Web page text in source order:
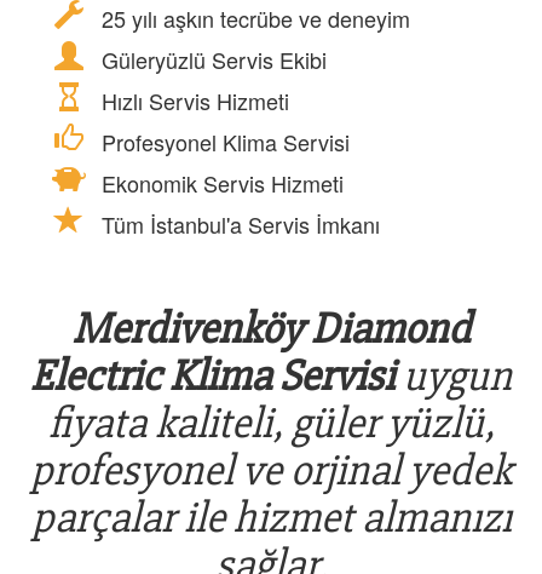
25 yılı aşkın tecrübe ve deneyim
Güleryüzlü Servis Ekibi
Hızlı Servis Hizmeti
Profesyonel Klima Servisi
Ekonomik Servis Hizmeti
Tüm İstanbul'a Servis İmkanı
Merdivenköy Diamond
Electric Klima Servisiuygun
fiyata kaliteli, güler yüzlü,
profesyonel ve orjinal yedek
parçalar ile hizmet almanızı